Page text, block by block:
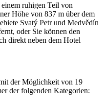
ruhigen Teil von
Höhe von 837 m über dem
Svatý Petr und Medvědín
oder Sie können den
direkt neben dem Hotel
der Möglichkeit von 19
der folgenden Kategorien: